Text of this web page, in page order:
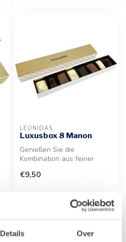
Details Over
LEONIDAS
Luxusbox 8 Manon
Genießen Sie die
Kombination aus feiner
Nougat. Diese 8 P...
€9,50